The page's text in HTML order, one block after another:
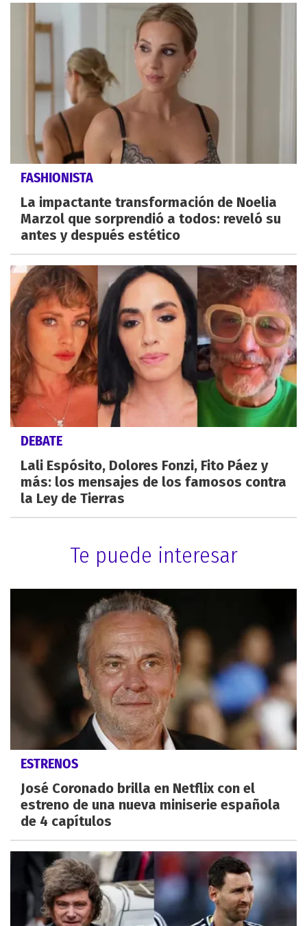
FASHIONISTA
La impactante transformación de Noelia
Marzol que sorprendió a todos: reveló su
antes y después estético
DEBATE
Lali Espósito, Dolores Fonzi, Fito Páez y
más: los mensajes de los famosos contra
la Ley de Tierras
Te puede interesar
ESTRENOS
José Coronado brilla en Netflix con el
estreno de una nueva miniserie española
de 4 capítulos